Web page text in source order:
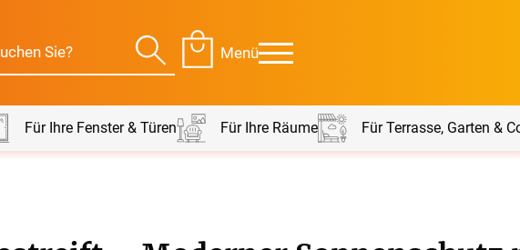
Menü
Für Ihre Fenster & Türen Für Ihre Räume Für Terrasse, Garten &